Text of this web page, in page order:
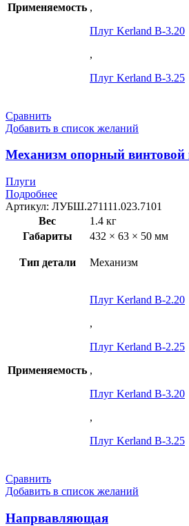
Применяемость ,
Плуг Kerland B-3.20
,
Плуг Kerland B-3.25
Сравнить
Добавить в список желаний
Механизм опорный винтовой
Плуги
Подробнее
Артикул: ЛУБШ.271111.023.7101
Вес
1.4 кг
Габариты
432 × 63 × 50 мм
Тип детали Механизм
Применяемость
Плуг Kerland B-2.20
,
Плуг Kerland B-2.25
,
Плуг Kerland B-3.20
,
Плуг Kerland B-3.25
Сравнить
Добавить в список желаний
Напрвавляющая